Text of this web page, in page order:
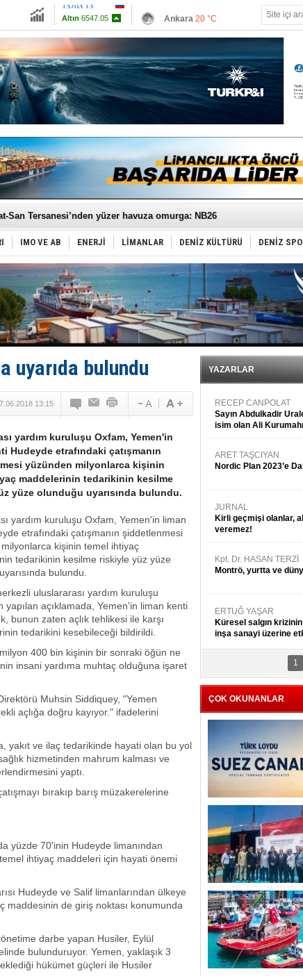
Altın
6547.05
Euro55.0688
Ankara 20 °C
Antalya23 °C
Muğla 20 °C
Çanakkale 24 °C
Loydu’na Süveyş tonaj yetkisi
San Tersanesi’nden yüzer havuza omurga: NB26
Marine’e yeni Römorkör!
Karadeniz için ‘Çağrı’!
‘Sefer’ kararı!
su aldı: 100 yolcu, tahliye edildi
yangın çıkan Tanker, demirletildi
Bakanlığı'ndan açıklama: "Takipteyiz"
ve tekneler, alevlere teslim oldu
Şirketleri işte buralara ‘Yatırım’ yapıyor
Yachts’tan EPOQ 36!
Koyu’nda tekne yangını!
dibinde 8 bin 500 gemi petrol sızıntısı riskiyle çürüyor
Gemide yangın çıktı!
IMO VE AB ENERJİ LİMANLAR DENİZ KÜLTÜRÜ DENİZ
uyarıda bulundu
13:15
yardım kuruluşu Oxfam, Yemen'in
Hudeyde etrafındaki çatışmanın
yüzünden milyonlarca kişinin
maddelerinin tedarikinin kesilme
yüze olunduğu uyarısında bulundu.
yardım kuruluşu Oxfam, Yemen'in liman
etrafındaki çatışmanın şiddetlenmesi
kişinin temel ihtiyaç
tedarikinin kesilme riskiyle yüz yüze
bulundu.
uluslararası yardım kuruluşu
yapılan açıklamada, Yemen'in liman kenti
bunun zaten açlık tehlikesi ile karşı
tedarikini kesebileceği bildirildi.
400 bin kişinin bir sonraki öğün ne
insani yardıma muhtaç olduğuna işaret
Muhsin Siddiquey, "Yemen
açlığa doğru kayıyor." ifadelerini
yakıt ve ilaç tedarikinde hayati olan bu yol
hizmetinden mahrum kalması ve
yaptı.
bırakıp barış müzakerelerine
yüzde 70'inin Hudeyde limanından
ihtiyaç maddeleri için hayati önemi
Hudeyde ve Salif limanlarından ülkeye
maddesinin de giriş noktası konumunda
darbe yapan Husiler, Eylül
bulunduruyor. Yemen, yaklaşık 3
hükümet güçleri ile Husiler
YAZARLAR
RECEP CANPOLAT
Sayın Abdulkadir
isim olan Ali
danışıyorsunuz?
ARET TAŞCIYAN
Nordic Plan 2023’e
JURNAL
Kirli geçmişi olanlar,
veremez!
Kpt. Dr. HASAN TERZİ
Montrö, yurtta ve
ERTUĞ YAŞAR
Küresel salgın
inşa sanayi üzerine
Kpt. MESUT AZMİ
ithafen...
1
ÇOK OKUNANLAR